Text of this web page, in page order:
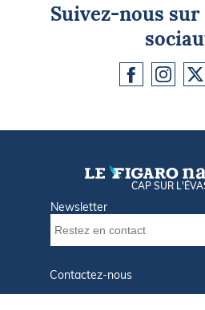
Suivez-nous sur
CAP SUR
Newsletter
Contactez-nous